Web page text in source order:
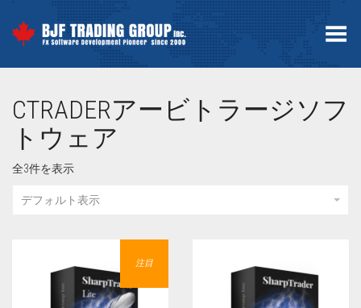
Toggle Menu
CTRADERアービトラージソフ
トウェア
全3件を表示
デフォルト表示
注目